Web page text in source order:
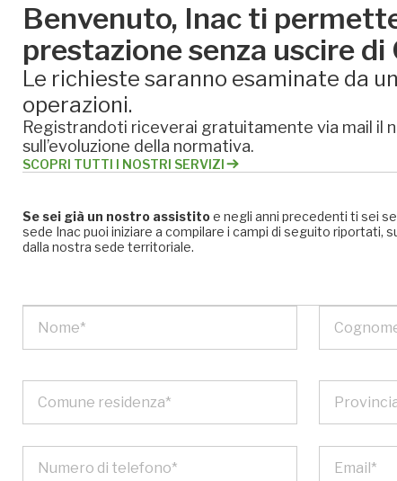
Benvenuto, Inac ti
prestazione senza uscire di
Le richieste saranno esaminate da
operazioni.
Registrandoti riceverai gratuitamente via mail il
sull’evoluzione della normativa.
SCOPRI TUTTI I NOSTRI SERVIZI
Se sei già un nostro assistitoe negli anni precedenti ti sei
sede Inac puoi iniziare a compilare i campi di seguito
dalla nostra sede territoriale.